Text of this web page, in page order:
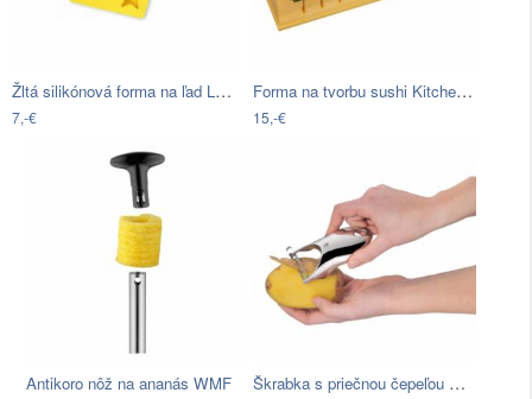
Žltá silikónová forma na ľad Lékué Star…
7,-€
Forma na tvorbu sushi Kitchen Craft…
15,-€
Antikoro nôž na ananás WMF Škrabka s priečnou čepeľou WMF Gourmet,…